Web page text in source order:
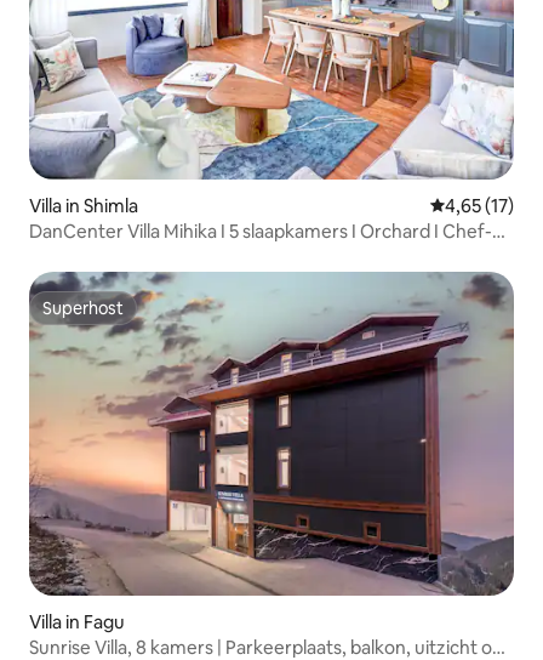
Villa in Shimla Gemiddelde
4,65 (17)
DanCenter Villa Mihika I 5 slaapkamers I Orchard I Chef-
Superhost
Superhost
Villa in Fagu
Sunrise Villa, 8 kamers | Parkeerplaats, balkon, uitzicht op